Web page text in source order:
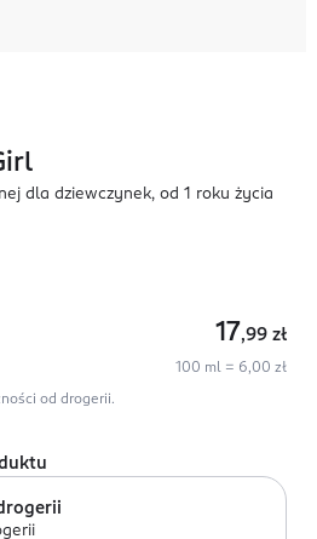
dla dziewczynek, od 1 roku życia
17,99 zł
100 ml = 6,00 zł
od drogerii.